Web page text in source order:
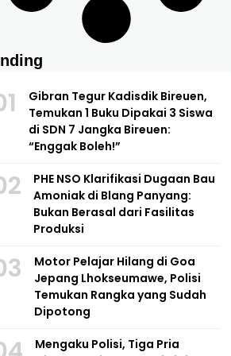
Gibran Tegur Kadisdik Bireuen,
Temukan 1 Buku Dipakai 3 Siswa
di SDN 7 Jangka Bireuen:
“Enggak Boleh!”
PHE NSO Klarifikasi Dugaan Bau
Amoniak di Blang Panyang:
Bukan Berasal dari Fasilitas
Produksi
Motor Pelajar Hilang di Goa
Jepang Lhokseumawe, Polisi
Temukan Rangka yang Sudah
Dipotong
Mengaku Polisi, Tiga Pria